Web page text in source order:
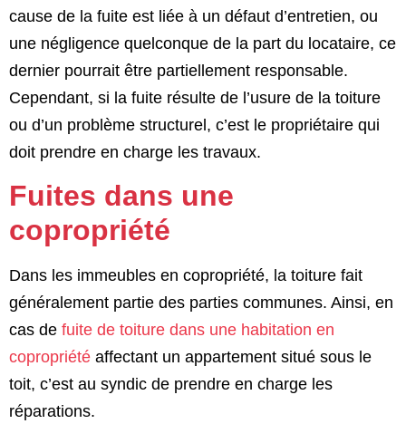
cause de la fuite est liée à un défaut d’entretien, ou
une négligence quelconque de la part du locataire, ce
dernier pourrait être partiellement responsable.
Cependant, si la fuite résulte de l’usure de la toiture
ou d’un problème structurel, c’est le propriétaire qui
doit prendre en charge les travaux.
Fuites dans une
copropriété
Dans les immeubles en copropriété, la toiture fait
généralement partie des parties communes. Ainsi, en
cas de fuite de toiture dans une habitation en
copropriété affectant un appartement situé sous le
toit, c’est au syndic de prendre en charge les
réparations.